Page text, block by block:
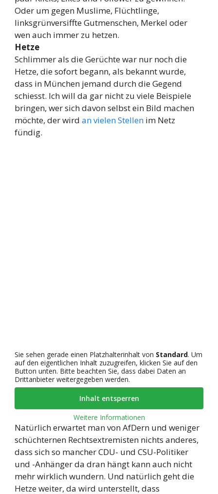
Oder um gegen Muslime, Flüchtlinge,
linksgrünversiffte Gutmenschen, Merkel oder
wen auch immer zu hetzen.
Hetze
Schlimmer als die Gerüchte war nur noch die
Hetze, die sofort begann, als bekannt wurde,
dass in München jemand durch die Gegend
schiesst. Ich will da gar nicht zu viele Beispiele
bringen, wer sich davon selbst ein Bild machen
möchte, der wird an vielen Stellen im Netz
fündig.
Sie sehen gerade einen Platzhalterinhalt von Standard. Um
auf den eigentlichen Inhalt zuzugreifen, klicken Sie auf den
Button unten. Bitte beachten Sie, dass dabei Daten an
Drittanbieter weitergegeben werden.
Inhalt entsperren
Weitere Informationen
Natürlich erwartet man von AfDern und weniger
schüchternen Rechtsextremisten nichts anderes,
dass sich so mancher CDU- und CSU-Politiker
und -Anhänger da dran hängt kann auch nicht
mehr wirklich wundern. Und natürlich geht die
Hetze weiter, da wird unterstellt, dass